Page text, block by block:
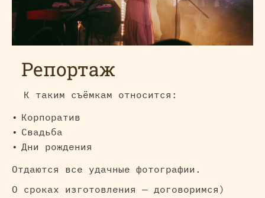
Репортаж
К таким съёмкам относится:
Корпоратив
Свадьба
Дни рождения
Отдаются все удачные фотографии.
О сроках изготовления — договоримся)